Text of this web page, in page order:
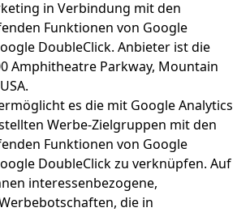
in Verbindung mit den
Funktionen von Google
DoubleClick. Anbieter ist die
Amphitheatre Parkway, Mountain
es die mit Google Analytics
Werbe-Zielgruppen mit den
Funktionen von Google
DoubleClick zu verknüpfen. Auf
interessenbezogene,
die in